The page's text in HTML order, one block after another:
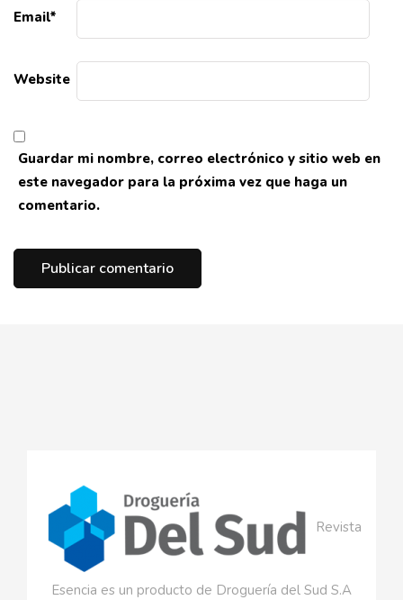
Email*
Website
Guardar mi nombre, correo electrónico y sitio web en
este navegador para la próxima vez que haga un
comentario.
Revista
Esencia es un producto de Droguería del Sud S.A